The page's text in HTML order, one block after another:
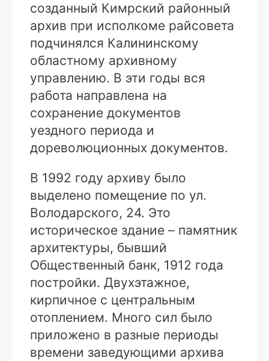
созданный Кимрский районный
архив при исполкоме райсовета
подчинялся Калининскому
областному архивному
управлению. В эти годы вся
работа направлена на
сохранение документов
уездного периода и
дореволюционных документов.
В 1992 году архиву было
выделено помещение по ул.
Володарского, 24. Это
историческое здание – памятник
архитектуры, бывший
Общественный банк, 1912 года
постройки. Двухэтажное,
кирпичное с центральным
отоплением. Много сил было
приложено в разные периоды
времени заведующими архива